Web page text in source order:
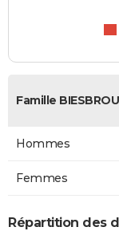
Famille
Hommes
Femmes
Répartition des